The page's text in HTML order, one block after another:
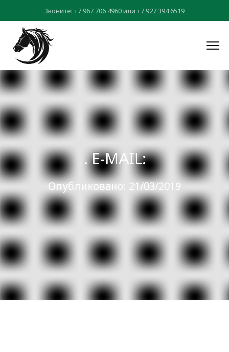
Звоните: +7 967 706 4960или +7 927 394 6519
. E-MAIL:
Опубликовано: 21/03/2019